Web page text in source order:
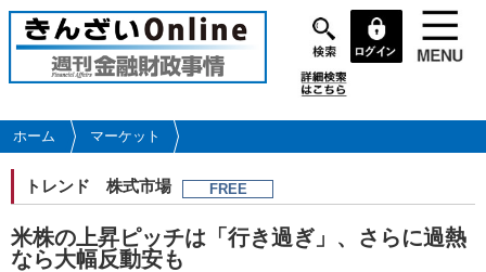
メ
イ
コ
ン
ツ
に
移
動
ホーム マーケット
トレンド 株式市場 FREE
米株の上昇ピッチは「行き過ぎ」、さらに過熱
なら大幅反動安も